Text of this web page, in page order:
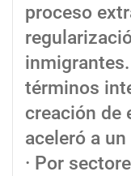
proceso
términos
creación de
aceleró a un
· Por